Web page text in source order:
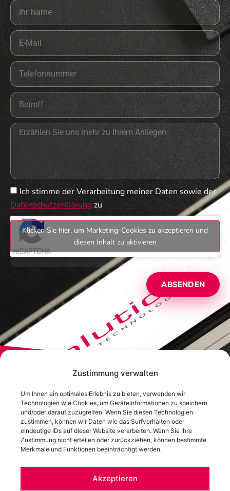
Zustimmung verwalten
Um Ihnen ein optimales Erlebnis zu bieten, verwenden wir
Technologien wie Cookies, um Geräteinformationen zu speichern
und/oder darauf zuzugreifen. Wenn Sie diesen Technologien
zustimmen, können wir Daten wie das Surfverhalten oder
eindeutige IDs auf dieser Website verarbeiten. Wenn Sie Ihre
Zustimmung nicht erteilen oder zurückziehen, können bestimmte
Merkmale und Funktionen beeinträchtigt werden.
Akzeptieren
Ich stimme der Verarbeitung meiner Daten sowie der
Datenschutzerklärungzu
Klicken Sie hier, um Marketing-Cookies zu akzeptieren und
diesen Inhalt zu aktivieren
ABSENDEN
+49 (0) 9274 – 947 643